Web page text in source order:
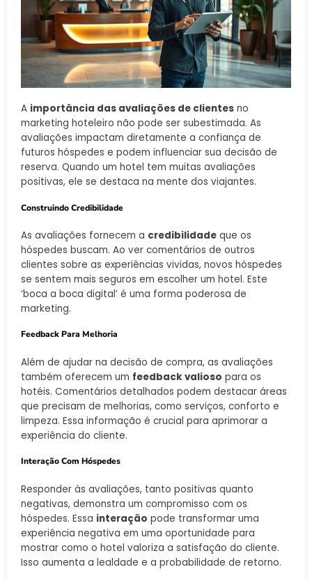
A importância das avaliações de clientes no
marketing hoteleiro não pode ser subestimada. As
avaliações impactam diretamente a confiança de
futuros hóspedes e podem influenciar sua decisão de
reserva. Quando um hotel tem muitas avaliações
positivas, ele se destaca na mente dos viajantes.
Construindo Credibilidade
As avaliações fornecem a credibilidade que os
hóspedes buscam. Ao ver comentários de outros
clientes sobre as experiências vividas, novos hóspedes
se sentem mais seguros em escolher um hotel. Este
‘boca a boca digital’ é uma forma poderosa de
marketing.
Feedback Para Melhoria
Além de ajudar na decisão de compra, as avaliações
também oferecem um feedback valioso para os
hotéis. Comentários detalhados podem destacar áreas
que precisam de melhorias, como serviços, conforto e
limpeza. Essa informação é crucial para aprimorar a
experiência do cliente.
Interação Com Hóspedes
Responder às avaliações, tanto positivas quanto
negativas, demonstra um compromisso com os
hóspedes. Essa interação pode transformar uma
experiência negativa em uma oportunidade para
mostrar como o hotel valoriza a satisfação do cliente.
Isso aumenta a lealdade e a probabilidade de retorno.